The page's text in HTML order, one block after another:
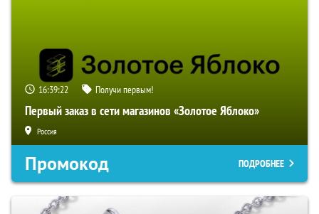
16:39:20 Получи первым!
Первый заказ в сети магазинов «Золотое Яблоко»
Россия
Промокод ПОДРОБНЕЕ